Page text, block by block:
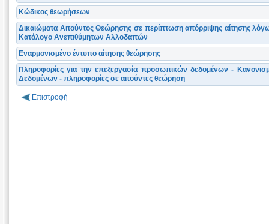
Κώδικας θεωρήσεων
Δικαιώματα Αιτούντος Θεώρησης σε περίπτωση απόρριψης αίτησης
Κατάλογο Ανεπιθύμητων Αλλοδαπών
Εναρμονισμένο έντυπο αίτησης θεώρησης
Πληροφορίες για την επεξεργασία προσωπικών δεδομένων -
Δεδομένων - πληροφορίες σε αιτούντες θεώρηση
Επιστροφή